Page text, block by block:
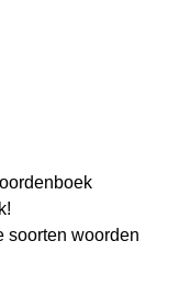
soorten woorden